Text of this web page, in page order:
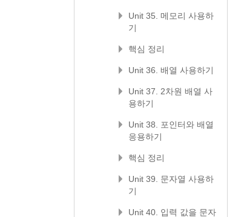
Unit 35. 메모리 사용하
기
핵심 정리
Unit 36. 배열 사용하기
Unit 37. 2차원 배열 사
용하기
Unit 38. 포인터와 배열
응용하기
핵심 정리
Unit 39. 문자열 사용하
기
Unit 40. 입력 값을 문자